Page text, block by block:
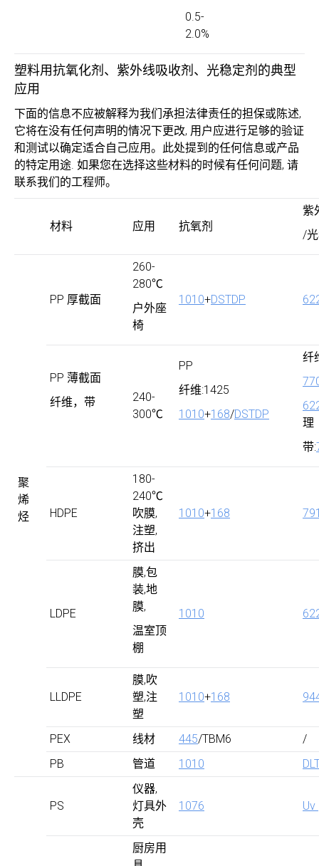
0.5-
2.0%
塑料用抗氧化剂、紫外线吸收剂、光稳定剂的典型
应用
下面的信息不应被解释为我们承担法律责任的担保或陈述,
它将在没有任何声明的情况下更改, 用户应进行足够的验证
和测试以确定适合自己应用。此处提到的任何信息或产品
的特定用途. 如果您在选择这些材料的时候有任何问题, 请
联系我们的工程师。
材料 应用 抗氧剂
紫
/
聚
烯
烃
PP 厚截面
260-
280℃
户外座
椅
1010+DSTDP
PP 薄截面
纤维，带
240-
300℃
PP
纤维:1425
1010+168/DSTDP
纤
理
带:
HDPE
180-
240℃
吹膜,
注塑,
挤出
1010+168
LDPE
膜,包
装,地
膜,
温室顶
棚
1010
LLDPE
膜,吹
塑,注
塑
1010+168
PEX 线材 445/TBM6
/
PB
管道 1010
PS
仪器,
灯具外
壳
1076 Uv
厨房用